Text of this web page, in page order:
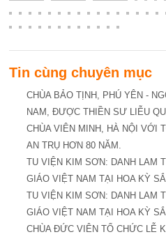
Tin cùng chuyên mục
CHÙA BẢO TỊNH, PHÚ YÊN -
NAM, ĐƯỢC THIỀN SƯ LIỄU
CHÙA VIÊN MINH, HÀ NỘI VỚI
AN TRỤ HƠN 80 NĂM.
TU VIỆN KIM SƠN: DANH LAM
GIÁO VIỆT NAM TẠI HOA KỲ
TU VIỆN KIM SƠN: DANH LAM
GIÁO VIỆT NAM TẠI HOA KỲ
CHÙA ĐỨC VIÊN TỔ CHỨC LỄ